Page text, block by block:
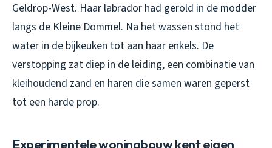
Geldrop-West. Haar labrador had gerold in de modder
langs de Kleine Dommel. Na het wassen stond het
water in de bijkeuken tot aan haar enkels. De
verstopping zat diep in de leiding, een combinatie van
kleihoudend zand en haren die samen waren geperst
tot een harde prop.